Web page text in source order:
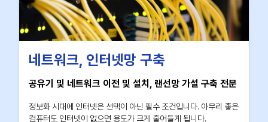
네트워크, 인터넷망 구축
공유기 및 네트워크 이전 및 설치, 랜선망 가설 구축 전문
정보화 시대에 인터넷은 선택이 아닌 필수 조건입니다. 아무리 좋은
컴퓨터도 인터넷이 없으면 용도가 크게 줄어들게 됩니다.